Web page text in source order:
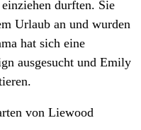
durften. Sie
Urlaub an und wurden
hat sich eine
ausgesucht und Emily